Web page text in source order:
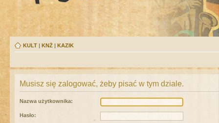
KULT | KNŻ | KAZIK
Musisz się zalogować, żeby pisać w tym dziale.
Nazwa użytkownika:
Hasło: